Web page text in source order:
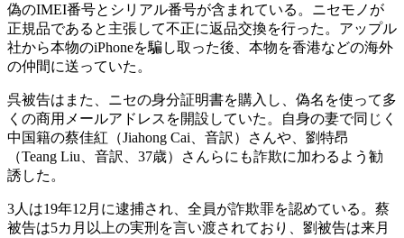
偽のIMEI番号とシリアル番号が含まれている。ニセモノが
正規品であると主張して不正に返品交換を行った。アップル
社から本物のiPhoneを騙し取った後、本物を香港などの海外
の仲間に送っていた。
呉被告はまた、ニセの身分証明書を購入し、偽名を使って多
くの商用メールアドレスを開設していた。自身の妻で同じく
中国籍の蔡佳紅（Jiahong Cai、音訳）さんや、劉特昂
（Teang Liu、音訳、37歳）さんらにも詐欺に加わるよう勧
誘した。
3人は19年12月に逮捕され、全員が詐欺罪を認めている。蔡
被告は5カ月以上の実刑を言い渡されており、劉被告は来月